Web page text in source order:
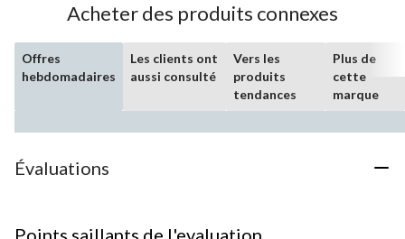
Acheter des produits connexes
Offres
hebdomadaires
Les clients ont
aussi consulté
Vers les
produits
tendances
Plus de
cette
marque
Évaluations
Points saillants de l'evaluation